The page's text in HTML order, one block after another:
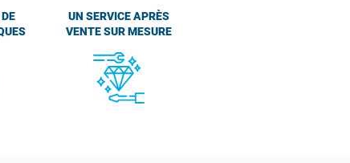
UN SERVICE APRÈS
VENTE SUR MESURE